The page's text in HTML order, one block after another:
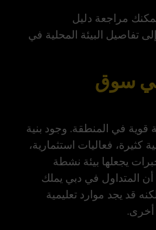
مراجعة دليل
تفاصيل البيئة المحلية في
في سوق
قوية في المنطقة. وجود بنية
فعاليات استثمارية،
يجعلها بيئة نشطة
أن المتداول في دبي يملك
قد يجد موارد تعليمية
أخرى.